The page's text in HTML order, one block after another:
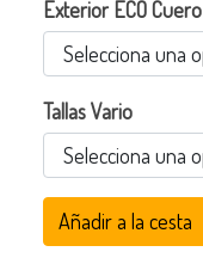
Exterior ECO Cuero
Tallas Vario
Añadir a la cesta